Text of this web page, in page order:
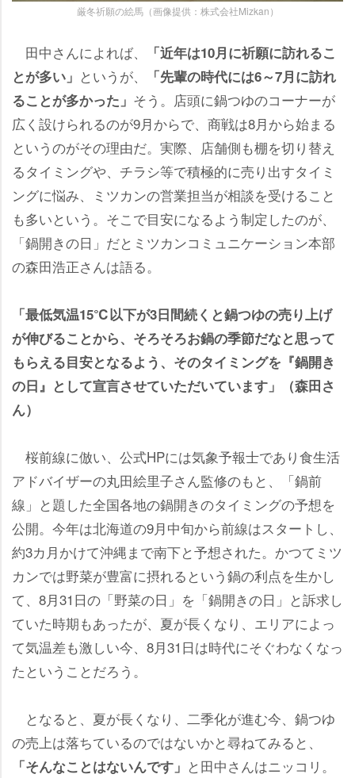
厳冬祈願の絵馬（画像提供：株式会社Mizkan）
田中さんによれば、
「近年は10月に祈願に訪れるこ
とが多い」 というが、
「先輩の時代には6～7月に訪れ
ることが多かった」 そう。店頭に鍋つゆのコーナーが
広く設けられるのが9月からで、商戦は8月から始まる
というのがその理由だ。実際、店舗側も棚を切り替え
るタイミングや、チラシ等で積極的に売り出すタイミ
ングに悩み、ミツカンの営業担当が相談を受けること
も多いという。そこで目安になるよう制定したのが、
「鍋開きの日」だとミツカンコミュニケーション本部
の森田浩正さんは語る。
「最低気温15℃以下が3日間続くと鍋つゆの売り上げ
が伸びることから、そろそろお鍋の季節だなと思って
もらえる目安となるよう、そのタイミングを『鍋開き
の日』として宣言させていただいています」（森田さ
ん）
桜前線に倣い、公式HPには気象予報士であり食生活
アドバイザーの丸田絵里子さん監修のもと、「鍋前
線」と題した全国各地の鍋開きのタイミングの予想を
公開。今年は北海道の9月中旬から前線はスタートし、
約3カ月かけて沖縄まで南下と予想された。かつてミツ
カンでは野菜が豊富に摂れるという鍋の利点を生かし
て、8月31日の「野菜の日」を「鍋開きの日」と訴求し
ていた時期もあったが、夏が長くなり、エリアによっ
て気温差も激しい今、8月31日は時代にそぐわなくなっ
たということだろう。
となると、夏が長くなり、二季化が進む今、鍋つゆ
の売上は落ちているのではないかと尋ねてみると、
「そんなことはないんです」 と田中さんはニッコリ。